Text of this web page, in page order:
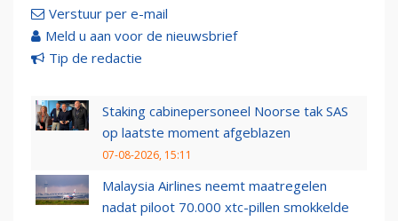
Verstuur per e-mail
Meld u aan voor de nieuwsbrief
Tip de redactie
Staking cabinepersoneel Noorse tak SAS
op laatste moment afgeblazen
07-08-2026, 15:11
Malaysia Airlines neemt maatregelen
nadat piloot 70.000 xtc-pillen smokkelde